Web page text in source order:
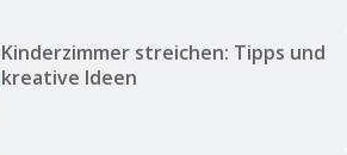
Kinderzimmer streichen: Tipps und
kreative Ideen